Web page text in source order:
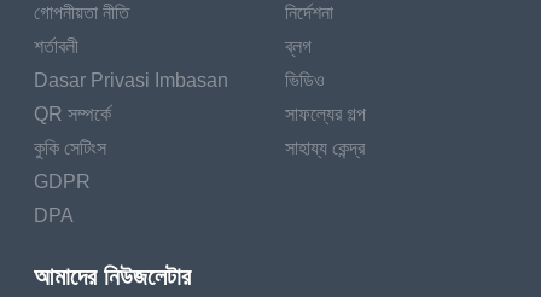
গোপনীয়তা নীতি
শর্তাবলী
Dasar Privasi Imbasan
QR সম্পর্কে
কুকি সেটিংস
GDPR
DPA
নির্দেশনা
ব্লগ
ভিডিও
সাফল্যের গল্প
সাহায্য কেন্দ্র
আমাদের নিউজলেটার